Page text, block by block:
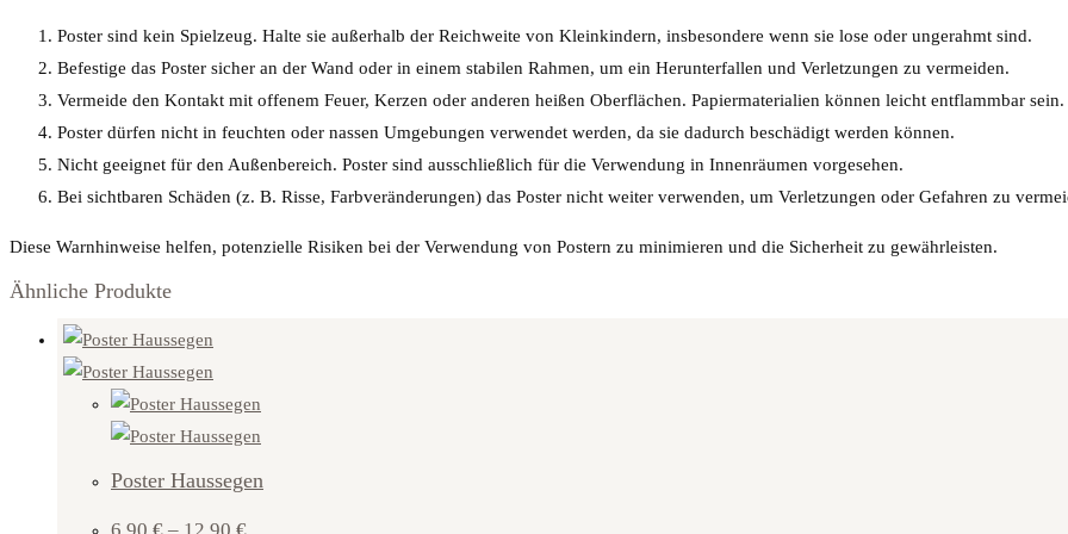
Poster sind kein Spielzeug. Halte sie außerhalb der Reichweite von Kleinkindern, insbesondere wenn sie lose oder ungerahmt sind.
Befestige das Poster sicher an der Wand oder in einem stabilen Rahmen, um ein Herunterfallen und Verletzungen zu vermeiden.
Vermeide den Kontakt mit offenem Feuer, Kerzen oder anderen heißen Oberflächen. Papiermaterialien können leicht entflammbar sein.
Poster dürfen nicht in feuchten oder nassen Umgebungen verwendet werden, da sie dadurch beschädigt werden können.
Nicht geeignet für den Außenbereich. Poster sind ausschließlich für die Verwendung in Innenräumen vorgesehen.
Bei sichtbaren Schäden (z. B. Risse, Farbveränderungen) das Poster nicht weiter verwenden, um Verletzungen oder Gefahren zu
Diese Warnhinweise helfen, potenzielle Risiken bei der Verwendung von Postern zu minimieren und die Sicherheit zu gewährleisten.
Ähnliche Produkte
Poster Haussegen